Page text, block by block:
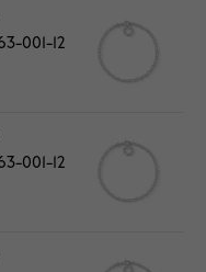
001-12
001-12